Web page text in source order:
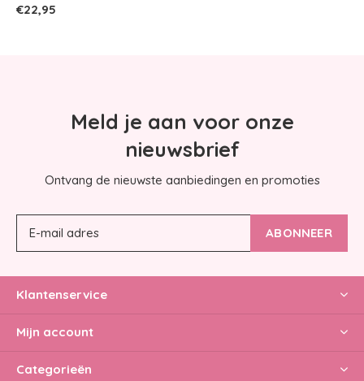
€22,95
Meld je aan voor onze
nieuwsbrief
Ontvang de nieuwste aanbiedingen en promoties
ABONNEER
Klantenservice
Mijn account
Categorieën